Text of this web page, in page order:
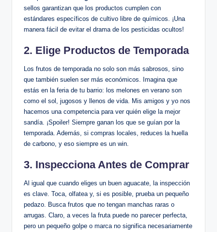
sellos garantizan que los productos cumplen con
estándares específicos de cultivo libre de químicos. ¡Una
manera fácil de evitar el drama de los pesticidas ocultos!
2. Elige Productos de Temporada
Los frutos de temporada no solo son más sabrosos, sino
que también suelen ser más económicos. Imagina que
estás en la feria de tu barrio: los melones en verano son
como el sol, jugosos y llenos de vida. Mis amigos y yo nos
hacemos una competencia para ver quién elige la mejor
sandía. ¡Spoiler! Siempre ganan los que se guían por la
temporada. Además, si compras locales, reduces la huella
de carbono, y eso siempre es un win.
3. Inspecciona Antes de Comprar
Al igual que cuando eliges un buen aguacate, la inspección
es clave. Toca, olfatea y, si es posible, prueba un pequeño
pedazo. Busca frutos que no tengan manchas raras o
arrugas. Claro, a veces la fruta puede no parecer perfecta,
pero un pequeño golpe o marca no significa necesariamente